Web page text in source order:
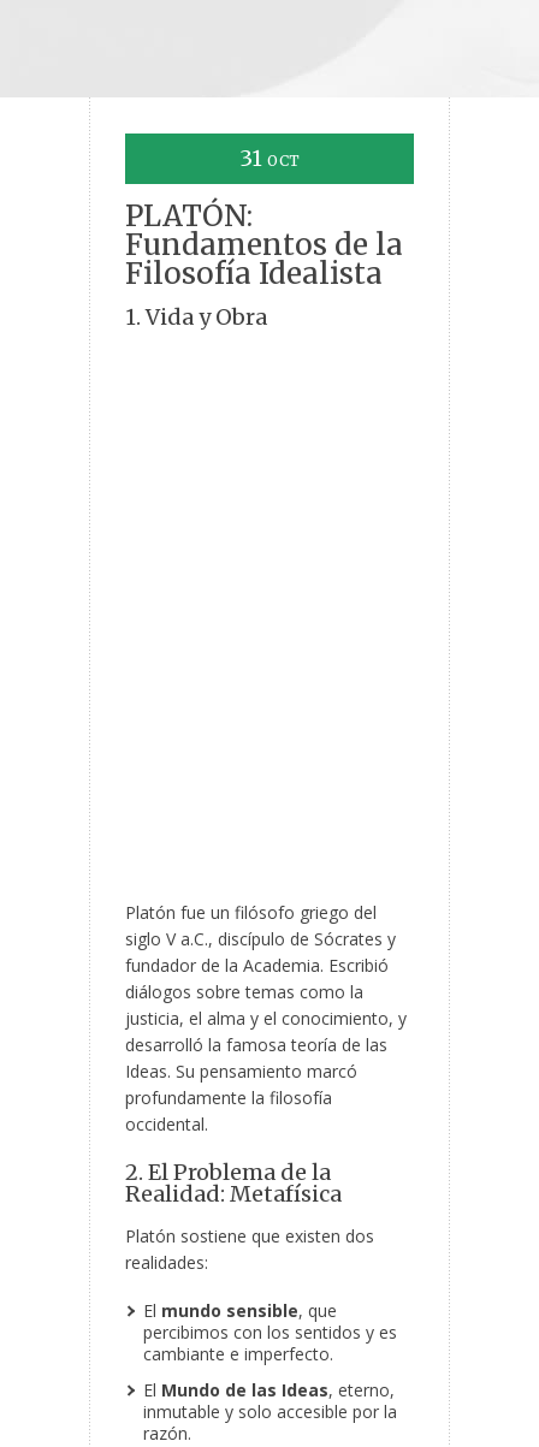
31 OCT
PLATÓN:
Fundamentos de la
Filosofía Idealista
1. Vida y Obra
Platón fue un filósofo griego del
siglo V a.C., discípulo de Sócrates y
fundador de la Academia. Escribió
diálogos sobre temas como la
justicia, el alma y el conocimiento, y
desarrolló la famosa teoría de las
Ideas. Su pensamiento marcó
profundamente la filosofía
occidental.
2. El Problema de la
Realidad: Metafísica
Platón sostiene que existen dos
realidades:
El mundo sensible, que
percibimos con los sentidos y es
cambiante e imperfecto.
El Mundo de las Ideas, eterno,
inmutable y solo accesible por la
razón.